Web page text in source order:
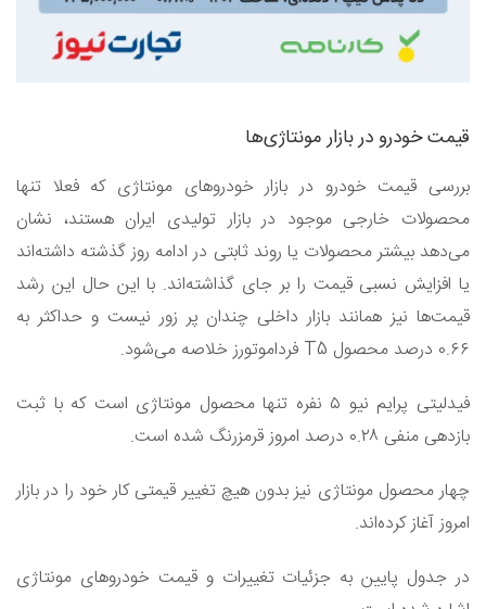
قیمت خودرو در بازار مونتاژی‌ها
بررسی قیمت خودرو در بازار خودروهای مونتاژی که فعلا تنها
محصولات خارجی موجود در بازار تولیدی ایران هستند، نشان
می‌دهد بیشتر محصولات یا روند ثابتی در ادامه روز گذشته داشته‌اند
یا افزایش نسبی قیمت را بر جای گذاشته‌اند. با این حال این رشد
قیمت‌ها نیز همانند بازار داخلی چندان پر زور نیست و حداکثر به
۰.۶۶ درصد محصول T5 فرداموتورز خلاصه می‌شود.
فیدلیتی پرایم نیو ۵ نفره تنها محصول مونتاژی است که با ثبت
بازدهی منفی ۰.۲۸ درصد امروز قرمزرنگ شده است.
چهار محصول مونتاژی نیز بدون هیچ تغییر قیمتی کار خود را در بازار
امروز آغاز کرده‌اند.
در جدول پایین به جزئیات تغییرات و قیمت خودروهای مونتاژی